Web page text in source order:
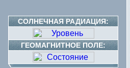
СОЛНЕЧНАЯ РАДИАЦИЯ:
ГЕОМАГНИТНОЕ ПОЛЕ: